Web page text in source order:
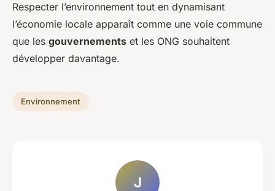
Respecter l’environnement tout en dynamisant
l’économie locale apparaît comme une voie commune
que les gouvernements et les ONG souhaitent
développer davantage.
Environnement
J